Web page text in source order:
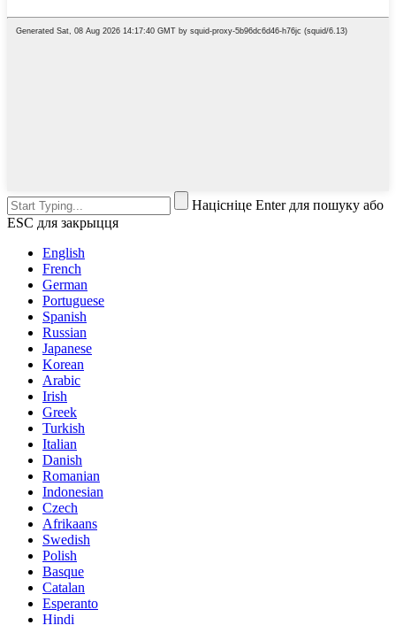
Націсніце Enter для пошуку або
ESC для закрыцця
English
French
German
Portuguese
Spanish
Russian
Japanese
Korean
Arabic
Irish
Greek
Turkish
Italian
Danish
Romanian
Indonesian
Czech
Afrikaans
Swedish
Polish
Basque
Catalan
Esperanto
Hindi